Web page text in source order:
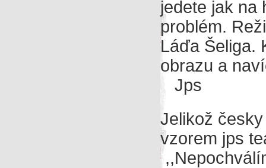
jedete jak na
problém.
Láďa Šeliga.
obrazu a
Jps
Jelikož
vzorem jps